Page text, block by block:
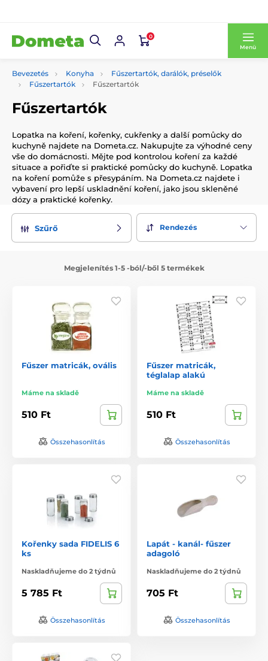
0
Menü
Bevezetés Konyha
Fűszertartók, darálók, préselők
Fűszertartók
Fűszertartók
Fűszertartók
Lopatka na koření, kořenky, cukřenky a další pomůcky do
kuchyně najdete na Dometa.cz. Nakupujte za výhodné ceny
vše do domácnosti. Mějte pod kontrolou koření za každé
situace a pořiďte si praktické pomůcky do kuchyně. Lopatka
na koření pomůže s přesypáním. Na Dometa.cz najdete i
vybavení pro lepší uskladnění koření, jako jsou skleněné
dózy a praktické kořenky.
Szűrő Rendezés
Megjelenítés 1-5 -ból/-ből 5 termékek
Fűszer matricák, ovális
Máme na skladě
510 Ft
Összehasonlítás
Fűszer matricák,
téglalap alakú
Máme na skladě
510 Ft
Összehasonlítás
Kořenky sada FIDELIS 6
ks
Naskladňujeme do 2 týdnů
5 785 Ft
Összehasonlítás
Lapát - kanál- fűszer
adagoló
Naskladňujeme do 2 týdnů
705 Ft
Összehasonlítás